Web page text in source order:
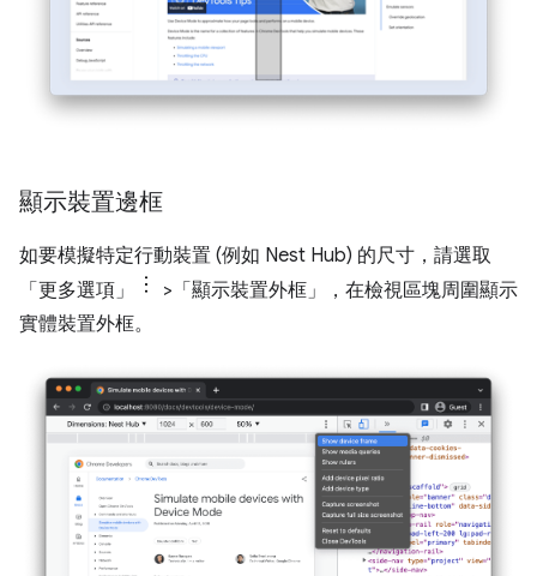
顯示裝置邊框
如要模擬特定行動裝置 (例如 Nest Hub) 的尺寸，請選取
「更多選項」
>「顯示裝置外框」
，在檢視區塊周圍顯示
實體裝置外框。